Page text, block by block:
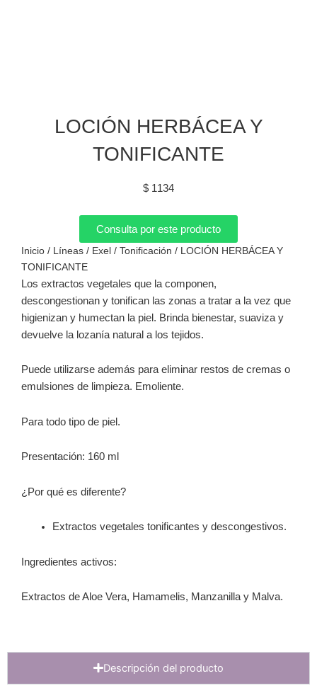
LOCIÓN HERBÁCEA Y
TONIFICANTE
$ 1134
Consulta por este producto
Inicio / Líneas / Exel / Tonificación / LOCIÓN HERBÁCEA Y
TONIFICANTE
Los extractos vegetales que la componen,
descongestionan y tonifican las zonas a tratar a la vez que
higienizan y humectan la piel. Brinda bienestar, suaviza y
devuelve la lozanía natural a los tejidos.
Puede utilizarse además para eliminar restos de cremas o
emulsiones de limpieza. Emoliente.
Para todo tipo de piel.
Presentación: 160 ml
¿Por qué es diferente?
Extractos vegetales tonificantes y descongestivos.
Ingredientes activos:
Extractos de Aloe Vera, Hamamelis, Manzanilla y Malva.
Descripción del producto